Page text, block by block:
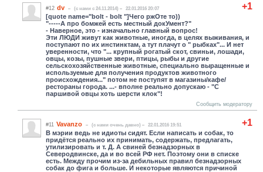
+1
#12 dv (c нами с 24.11.2014) 22.01.2016 20:07
[quote name="bolt - bolt "]Чего ржОте то))
"-----А про бомжей есть местный докУмент?"
- Наверное, это - изначально главный вопрос!
Эти ЛЮДИ живут как животные, иногда, в целях выживания, и
поступают по их инстинктам, а тут плачут о " рыбках"... И нет
уверенности, что "... крупный рогатый скот, свиньи, лошади,
овцы, козы, пушные звери, птицы, рыбы и другие
сельскохозяйственные животные, специально выращенные и
используемые для получения продуктов животного
происхождения..." потом не поступят в магазины/кафе/
рестораны города. ...- вполне реально допускаю - "С
паршивой овцы хоть шерсти клок"!
Сообщить модератору
+1
#11 Vavanzo (c нами очень давно) 22.01.2016 19:51
В мэрии ведь не идиоты сидят. Если написать и собак, то
придётся реально их принимать, содержать, предлагать,
утилизировать и т. Д. А свиней безнадзорных в
Северодвинске, да и во всей РФ нет. Поэтому они в списке
есть. Между прочим из-за дебильных правил безнадзорных
собак до фига и больше. И некоторые являются причиной